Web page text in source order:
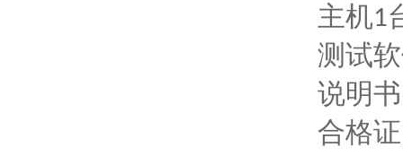
主机1
测试
说明书
合格证